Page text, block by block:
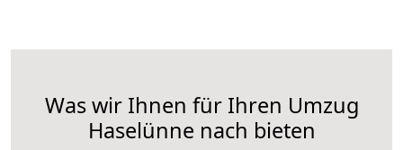
Was wir Ihnen für Ihren Umzug
Haselünne nach bieten